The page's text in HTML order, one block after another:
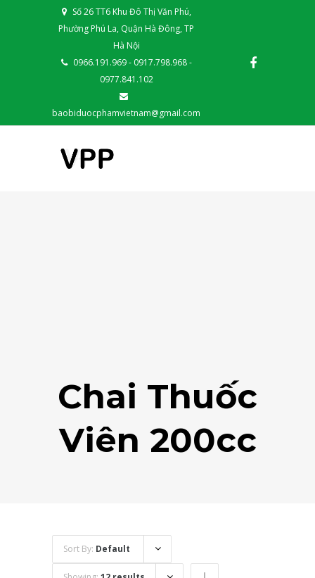
Số 26 TT6 Khu Đô Thị Văn Phú,
Phường Phú La, Quận Hà Đông, TP
Hà Nội
0966.191.969 - 0917.798.968 -
0977.841.102
baobiduocphamvietnam@gmail.com
Chai Thuốc
Viên 200cc
Sort By: Default